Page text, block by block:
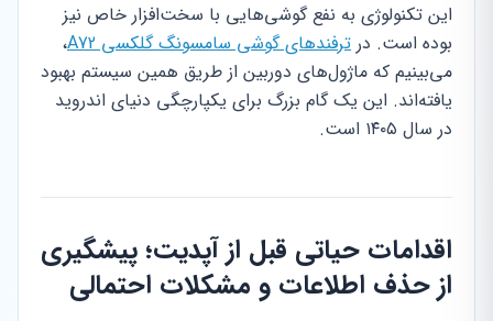
این تکنولوژی به نفع گوشی‌هایی با سخت‌افزار خاص نیز
بوده است. در ترفندهای گوشی سامسونگ گلکسی A72
،
می‌بینیم که ماژول‌های دوربین از طریق همین سیستم بهبود
یافته‌اند. این یک گام بزرگ برای یکپارچگی دنیای اندروید
در سال ۱۴۰۵ است.
اقدامات حیاتی قبل از آپدیت؛ پیشگیری
از حذف اطلاعات و مشکلات احتمالی